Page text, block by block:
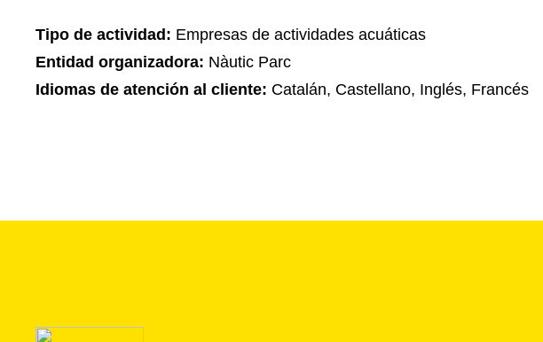
Tipo de actividad: Empresas de actividades acuáticas
Entidad organizadora: Nàutic Parc
Idiomas de atención al cliente: Catalán, Castellano, Inglés, Francés